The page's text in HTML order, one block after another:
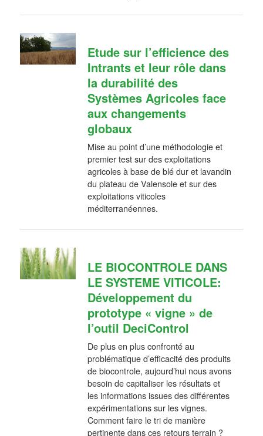
Etude sur l’efficience des
Intrants et leur rôle dans
la durabilité des
Systèmes Agricoles face
aux changements
globaux
Mise au point d’une méthodologie et
premier test sur des exploitations
agricoles à base de blé dur et lavandin
du plateau de Valensole et sur des
exploitations viticoles
méditerranéennes.
LE BIOCONTROLE DANS
LE SYSTEME VITICOLE:
Développement du
prototype « vigne » de
l’outil DeciControl
De plus en plus confronté au
problématique d’efficacité des produits
de biocontrole, aujourd’hui nous avons
besoin de capitaliser les résultats et
les informations issues des différentes
expérimentations sur les vignes.
Comment faire le tri de manière
pertinente dans ces retours terrain ?